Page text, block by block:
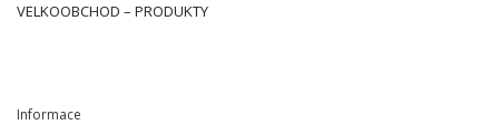
VELKOOBCHOD – PRODUKTY
Informace